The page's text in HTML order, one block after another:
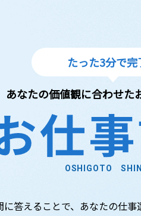
たった3分で完
あなたの価値観に合わせた
OSHIGOTO
に答えることで、 あなたの仕事